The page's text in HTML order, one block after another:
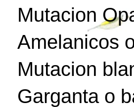
Mutacion
Amelanicos
Mutacion
Garganta o